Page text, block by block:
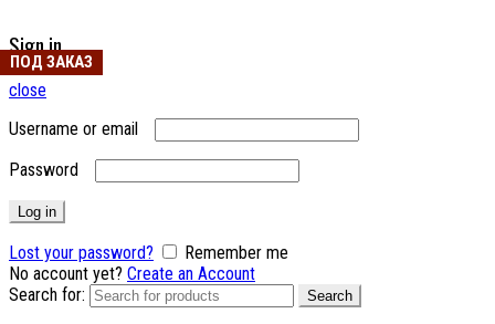
Sign in
close
Username or email
Password
Log in
Lost your password?
Remember me
No account yet? Create an Account
Search for:
Search
ПОД ЗАКАЗ
ПОД ЗАКАЗ
ПОД ЗАКАЗ
ПОД ЗАКАЗ
ПОД ЗАКАЗ
ПОД ЗАКАЗ
ПОД ЗАКАЗ
ПОД ЗАКАЗ
ПОД ЗАКАЗ